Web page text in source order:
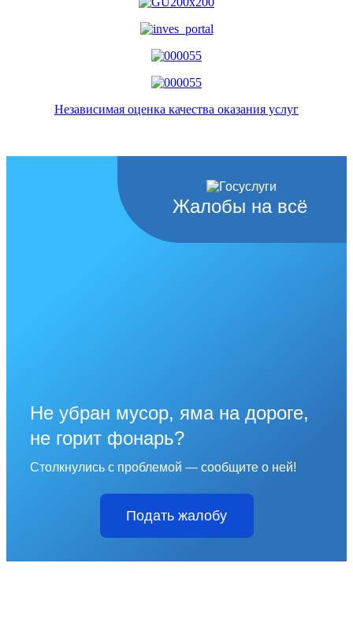
Независимая оценка качества оказания услуг
Жалобы на всё
Не убран мусор, яма на дороге,
не горит фонарь?
Столкнулись с проблемой — сообщите о ней!
Подать жалобу